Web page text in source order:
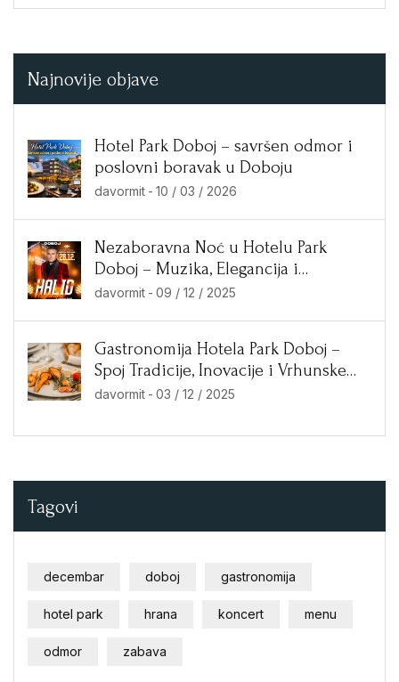
Najnovije objave
Hotel Park Doboj – savršen odmor i
poslovni boravak u Doboju
davormit - 10 / 03 / 2026
Nezaboravna Noć u Hotelu Park
Doboj – Muzika, Elegancija i
Ekskluzivne Ponude!
davormit - 09 / 12 / 2025
Gastronomija Hotela Park Doboj –
Spoj Tradicije, Inovacije i Vrhunske
Kuhinje
davormit - 03 / 12 / 2025
Tagovi
decembar doboj gastronomija
hotel park hrana koncert menu
odmor zabava